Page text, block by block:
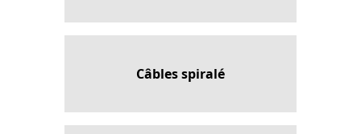
Câbles spiralé